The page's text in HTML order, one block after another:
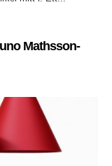
Mathsson-